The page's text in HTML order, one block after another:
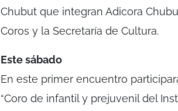
Chubut que integran Adicora
Coros y la Secretaría de Cultura.
Este sábado
En este primer encuentro
“Coro de infantil y prejuvenil del